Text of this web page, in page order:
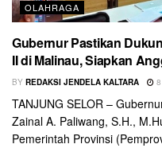
OLAHRAGA
Gubernur Pastikan
II di Malinau, Siapkan
BY REDAKSI JENDELA KALTARA
TANJUNG SELOR –
Zainal A. Paliwang, S.H.,
Pemerintah Provinsi